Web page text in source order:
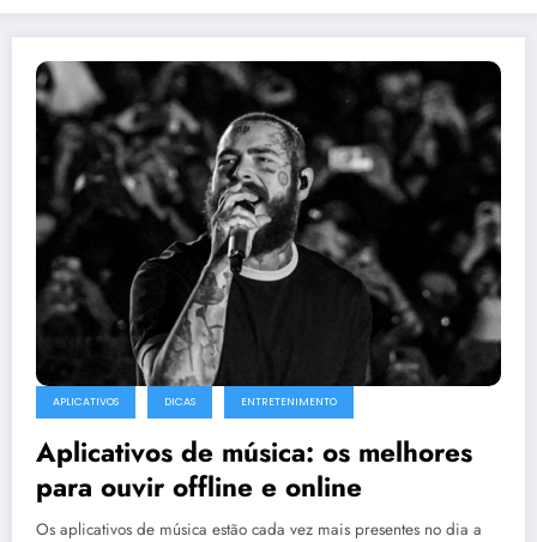
APLICATIVOS DICAS ENTRETENIMENTO
Aplicativos de música: os melhores
para ouvir offline e online
Os aplicativos de música estão cada vez mais presentes no dia a